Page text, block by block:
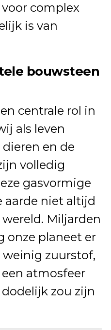
complex
is van
bouwsteen
centrale rol in
als leven
dieren en de
volledig
gasvormige
aarde niet altijd
Miljarden
onze planeet er
zuurstof,
atmosfeer
zou zijn